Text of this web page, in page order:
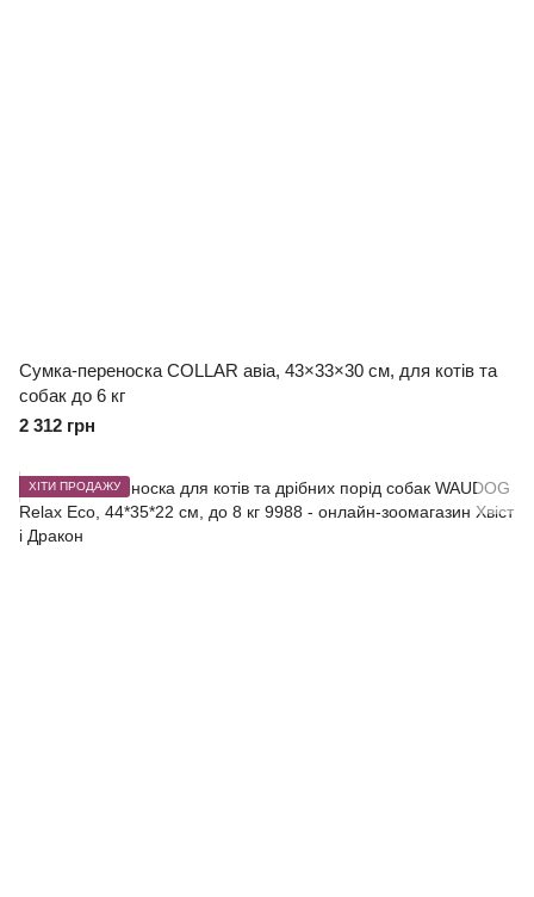
Сумка-переноска COLLAR авіа, 43×33×30 см, для котів та
собак до 6 кг
2 312 грн
ХІТИ ПРОДАЖУ